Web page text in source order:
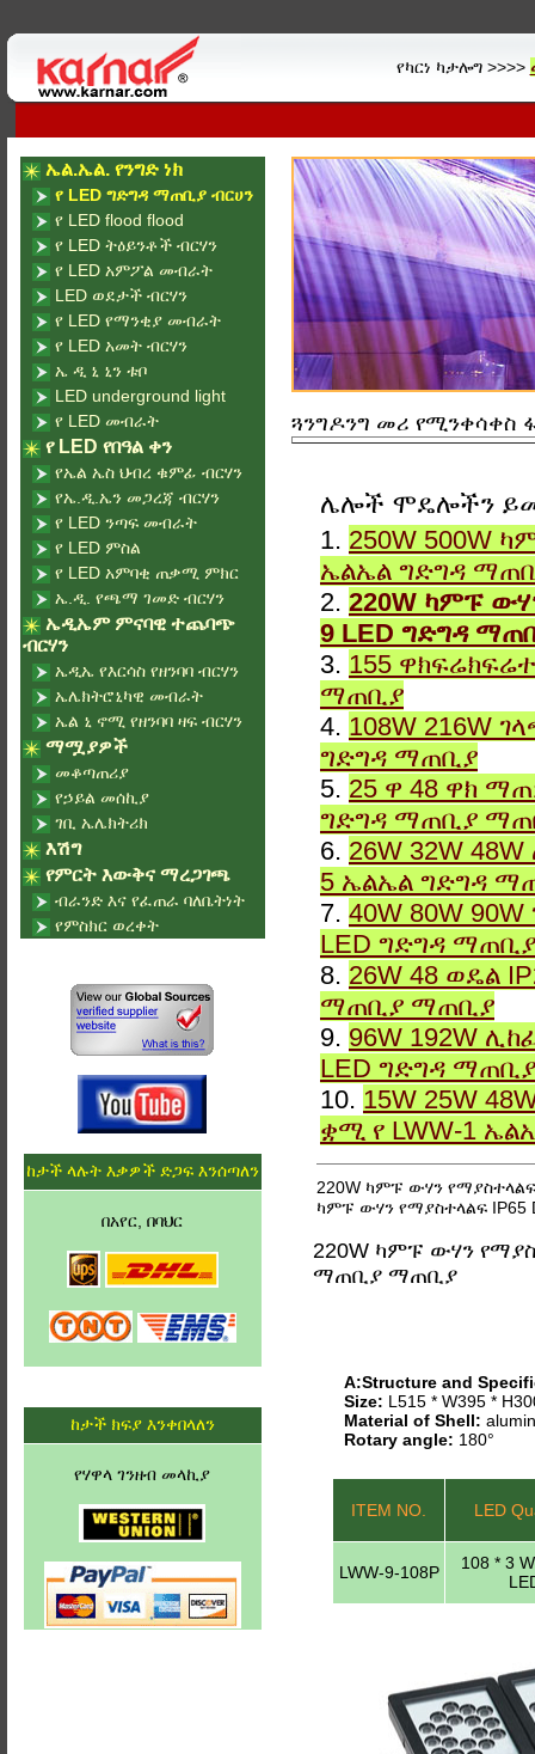
የካርነ ካታሎግ >>>>
ጓንግዶንግ መሪ የሚንቀሳቀስ
ሌሎች ሞዴሎችን
1. 250W 500W
ኤልኤል ግድግዳ
2. 220W ካምፑ
9 LED ግድግዳ
3. 155
ማጠቢያ
4. 108W 216W
ግድግዳ ማጠቢያ
5. 25 ዋ 48 ዋክ
ግድግዳ ማጠቢያ
6. 26W 32W
5 ኤልኤል ግድግዳ
7. 40W 80W
LED ግድግዳ ማጠቢያ
8. 26W 48 ወዴል
ማጠቢያ ማጠቢያ
9. 96W 192W
LED ግድግዳ ማጠቢያ
10. 15W 25W
ቋሚ የ LWW-1
220W ካምፑ ውሃን
ካምፑ ውሃን የማያስተላልፍ IP65
220W ካምፑ ውሃን
ማጠቢያ ማጠቢያ
A:Structure and
Size: L515 * W395 *
Material of Shell:
Rotary angle: 180°
ITEM NO. LED
LWW-9-108P
108 * 3
ኤል.ኤል. የንግድ ነክ
የ LED ግድግዳ ማጠቢያ ብርሀን
የ LED flood flood
የ LED ትዕይንቶች ብርሃን
የ LED አምፖል መብራት
LED ወደታች ብርሃን
የ LED የማንቂያ መብራት
የ LED አመት ብርሃን
ኤ ዲ ኒ ኒን ቱቦ
LED underground light
የ LED መብራት
የ LED የበዓል ቀን
የኤል ኤስ ህብረ ቁምፊ ብርሃን
የኤ.ዲ.ኤን መጋረጃ ብርሃን
የ LED ንጣፍ መብራት
የ LED ምስል
የ LED አምባቂ ጠቃሚ ምክር
ኤ.ዲ. የጫማ ገመድ ብርሃን
ኤዲኤም ምናባዊ ተጨባጭ
ብርሃን
ኤዲኤ የእርሳስ የዘንባባ ብርሃን
ኤሌክትሮኒካዊ መብራት
ኤል ኒ ኖሚ የዘንባባ ዛፍ ብርሃን
ማሟያዎች
መቆጣጠሪያ
የኃይል መሰኪያ
ገቢ ኤሌክትሪክ
እሽግ
የምርት እውቅና ማረጋገጫ
ብራንድ እና የፈጠራ ባለቤትነት
የምስክር ወረቀት
ከታች ላሉት እቃዎች ድጋፍ እንሰጣለን
በአየር, በባህር
ከታች ክፍያ እንቀበላለን
የሃዋላ ገንዘብ መላኪያ